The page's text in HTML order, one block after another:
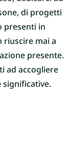
di progetti
presenti in
mai a
presente.
ad accogliere